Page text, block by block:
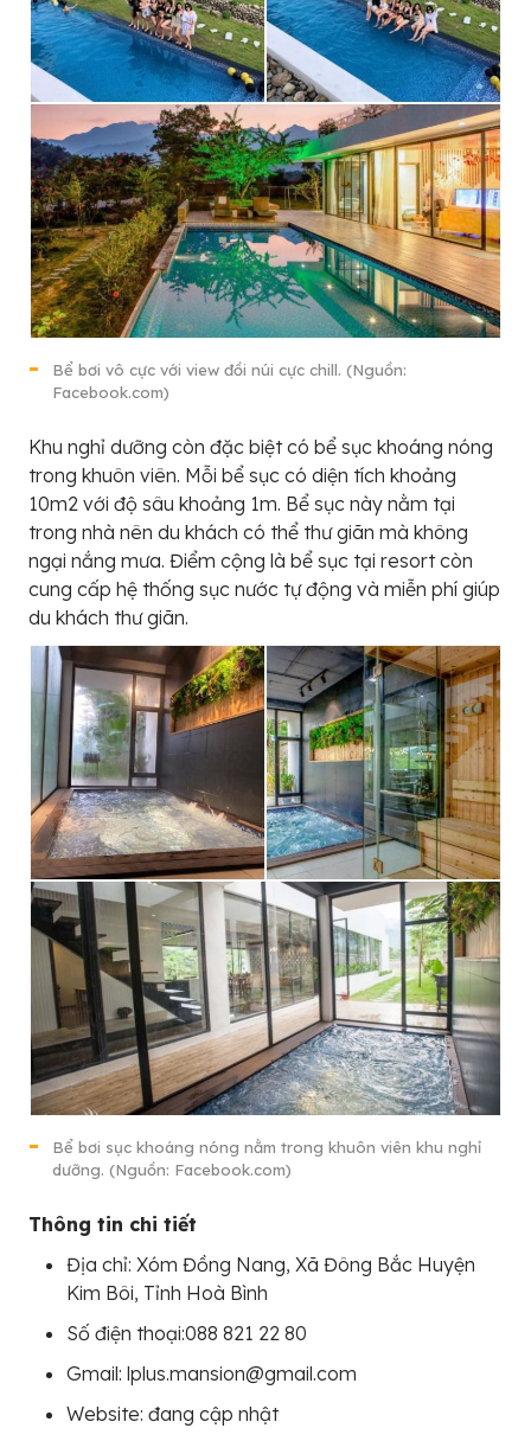
Bể bơi vô cực với view đồi núi cực chill. (Nguồn:
Facebook.com)
Khu nghỉ dưỡng còn đặc biệt có bể sục khoáng nóng
trong khuôn viên. Mỗi bể sục có diện tích khoảng
10m2 với độ sâu khoảng 1m. Bể sục này nằm tại
trong nhà nên du khách có thể thư giãn mà không
ngại nắng mưa. Điểm cộng là bể sục tại resort còn
cung cấp hệ thống sục nước tự động và miễn phí giúp
du khách thư giãn.
Bể bơi sục khoáng nóng nằm trong khuôn viên khu nghỉ
dưỡng. (Nguồn: Facebook.com)
Thông tin chi tiết
Địa chỉ: Xóm Đồng Nang, Xã Đông Bắc Huyện
Kim Bôi, Tỉnh Hoà Bình
Số điện thoại:088 821 22 80
Gmail: lplus.mansion@gmail.com
Website: đang cập nhật